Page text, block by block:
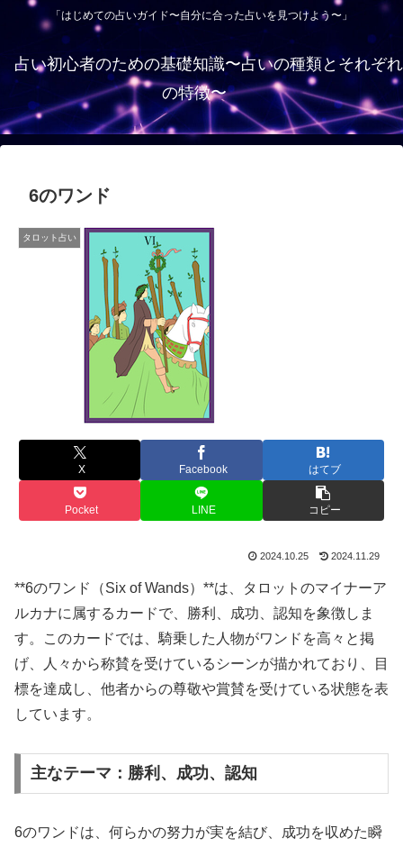
「はじめての占いガイド〜自分に合った占いを見つけよう〜」
占い初心者のための基礎知識〜占いの種類とそれぞれ
の特徴〜
6のワンド
タロット占い
X Facebook はてブ
Pocket LINE コピー
2024.10.25 2024.11.29
**6のワンド（Six of Wands）**は、タロットのマイナーア
ルカナに属するカードで、勝利、成功、認知を象徴しま
す。このカードでは、騎乗した人物がワンドを高々と掲
げ、人々から称賛を受けているシーンが描かれており、目
標を達成し、他者からの尊敬や賞賛を受けている状態を表
しています。
主なテーマ：勝利、成功、認知
6のワンドは、何らかの努力が実を結び、成功を収めた瞬